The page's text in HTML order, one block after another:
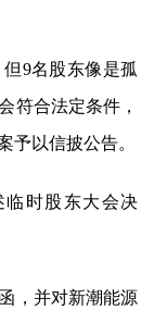
9名股东像是孤
符合法定条件，
予以信披公告。
时股东大会决
，并对新潮能源